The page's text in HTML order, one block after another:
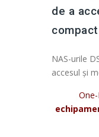
de a
NAS-urile
accesul și